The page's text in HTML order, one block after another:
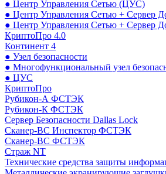
● Центр Управления Сетью (ЦУС)
● Центр Управления Сетью + Сервер
● Центр Управления Сетью + Сервер
КриптоПро 4.0
Континент 4
● Узел безопасности
● Многофункциональный узел
● ЦУС
КриптоПро
Рубикон-А ФСТЭК
Рубикон-К ФСТЭК
Сервер Безопасности Dallas Lock
Сканер-ВС Инспектор ФСТЭК
Сканер-ВС ФСТЭК
Страж NT
Технические средства защиты